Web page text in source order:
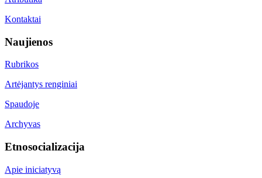
Kontaktai
Naujienos
Rubrikos
Artėjantys renginiai
Spaudoje
Archyvas
Etnosocializacija
Apie iniciatyvą